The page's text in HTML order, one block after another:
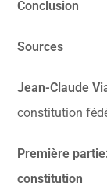
Conclusion
Sources
Jean-Claude
constitution
Première
constitution